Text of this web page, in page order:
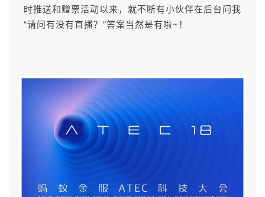
时推送和赠票活动以来，就不断有小伙伴在后台问我
“请问有没有直播？”答案当然是有啦~！